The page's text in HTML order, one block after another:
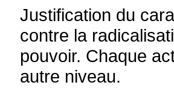
Justification du
contre la
pouvoir. Chaque
autre niveau.